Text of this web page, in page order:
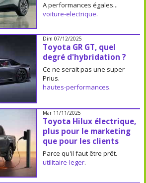
A performances égales...
voiture-electrique.
Dim 07/12/2025
Toyota GR GT, quel
degré d'hybridation ?
Ce ne serait pas une super
Prius.
hautes-performances.
Mar 11/11/2025
Toyota Hilux électrique,
plus pour le marketing
que pour les clients
Parce qu'il faut être prêt.
utilitaire-leger.